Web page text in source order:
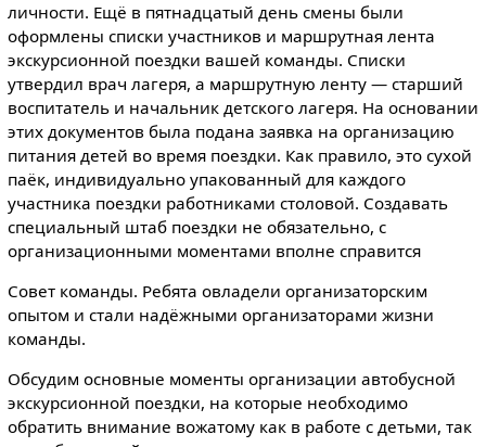
личности. Ещё в пятнадцатый день смены были
оформлены списки участников и маршрутная лента
экскурсионной поездки вашей команды. Списки
утвердил врач лагеря, а маршрутную ленту — старший
воспитатель и начальник детского лагеря. На основании
этих документов была подана заявка на организацию
питания детей во время поездки. Как правило, это сухой
паёк, индивидуально упакованный для каждого
участника поездки работниками столовой. Создавать
специальный штаб поездки не обязательно, с
организационными моментами вполне справится
Совет команды. Ребята овладели организаторским
опытом и стали надёжными организаторами жизни
команды.
Обсудим основные моменты организации автобусной
экскурсионной поездки, на которые необходимо
обратить внимание вожатому как в работе с детьми, так